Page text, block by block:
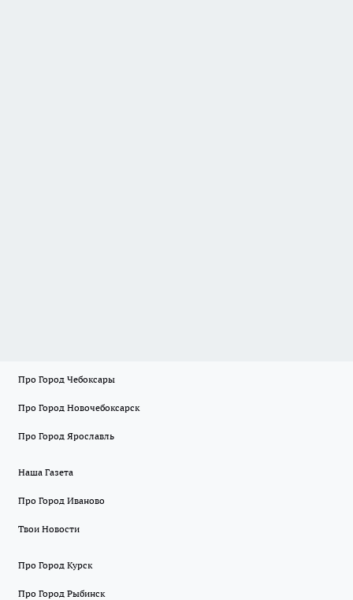
Про Город Чебоксары
Про Город Новочебоксарск
Про Город Ярославль
Наша Газета
Про Город Иваново
Твои Новости
Про Город Курск
Про Город Рыбинск